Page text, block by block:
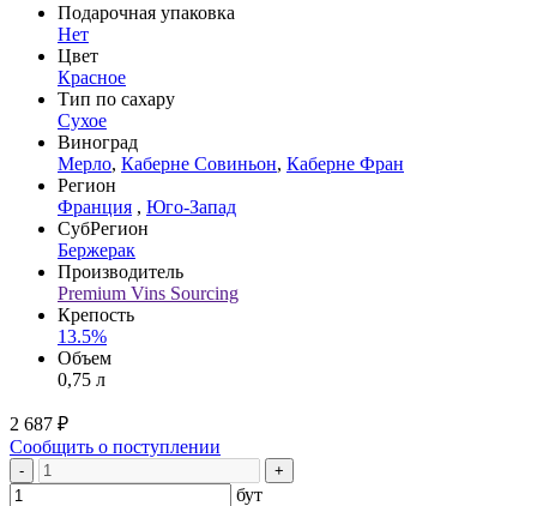
Подарочная упаковка
Нет
Цвет
Красное
Тип по сахару
Сухое
Виноград
Мерло, Каберне Совиньон, Каберне Фран
Регион
Франция , Юго-Запад
СубРегион
Бержерак
Производитель
Premium Vins Sourcing
Крепость
13.5%
Объем
0,75 л
2 687 ₽
Сообщить о поступлении
- +
бут